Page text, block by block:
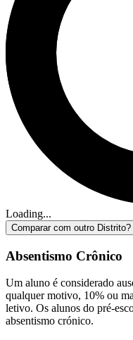
Loading...
Comparar com outro Distrito?
Absentismo Crônico
Um aluno é considerado
qualquer motivo, 10% ou
letivo. Os alunos do pré-
absentismo crónico.